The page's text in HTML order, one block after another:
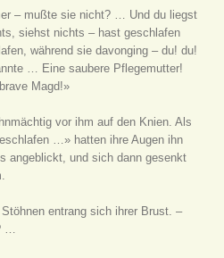
– mußte sie nicht? … Und du liegst
siehst nichts – hast geschlafen
während sie davonging – du! du!
… Eine saubere Pflegemutter!
Magd!»
vor ihm auf den Knien. Als
…» hatten ihre Augen ihn
angeblickt, und sich dann gesenkt
entrang sich ihrer Brust. –
…